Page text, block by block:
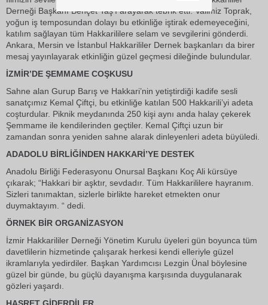
Derneği Başkanı Behçet Taş’ı arayarak tebrik etti. Valimiz Toprak,
yoğun iş temposundan dolayı bu etkinliğe iştirak edemeyeceğini,
katılım sağlayan tüm Hakkarililere selam ve sevgilerini gönderdi.
Ankara, Mersin ve İstanbul Hakkarililer Dernek başkanları da birer
mesaj yayınlayarak etkinliğin güzel geçmesi dileğinde bulundular.
İZMİR’DE ŞEMMAME COŞKUSU
Sahne alan Gurup Barış ve Hakkari’nin yetiştirdiği kadife sesli
sanatçımız Kemal Çiftçi, bu etkinliğe katılan 500 Hakkarili’yi adeta
coşturdular. Piknik meydanında 250 kişi aynı anda halay çekerek
Şemmame ile kendilerinden geçtiler. Kemal Çiftçi uzun bir
zamandan sonra yeniden sahne alarak dinleyenleri adeta büyüledi.
ADADOLU BİRLİĞİNDEN HAKKARİ’YE DESTEK
Anadolu Birliği Federasyonu Onursal Başkanı Koç Ali kürsüye
çıkarak; “Hakkari bir aşktır, sevdadır. Tüm Hakkarililere hayranım.
Sizleri tanımaktan, sizlerle birlikte hareket etmekten onur
duymaktayım. “ dedi.
ÖRNEK BİR ORGANİZASYON
İzmir Hakkarililer Derneği Yönetim Kurulu üyeleri gün boyunca tüm
davetlilerin hizmetinde çalışarak herkesi kendi elleriyle güzel
ikramlarıyla yedirdiler. Başkan Yardımcısı Lezgin Ünal böylesine
güzel bir günde, bu güçlü dayanışma karşısında duygulanarak
gözleri yaşardı.